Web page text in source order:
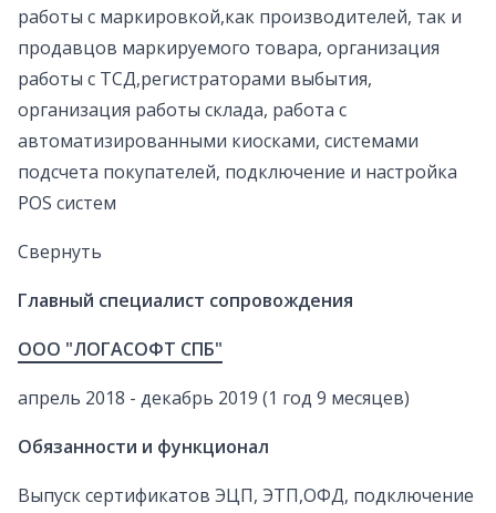
работы с маркировкой,как производителей, так и
продавцов маркируемого товара, организация
работы с ТСД,регистраторами выбытия,
организация работы склада, работа с
автоматизированными киосками, системами
подсчета покупателей, подключение и настройка
POS систем
Свернуть
Главный специалист сопровождения
ООО "ЛОГАСОФТ СПБ"
апрель 2018 - декабрь 2019 (1 год 9 месяцев)
Обязанности и функционал
Выпуск сертификатов ЭЦП, ЭТП,ОФД, подключение